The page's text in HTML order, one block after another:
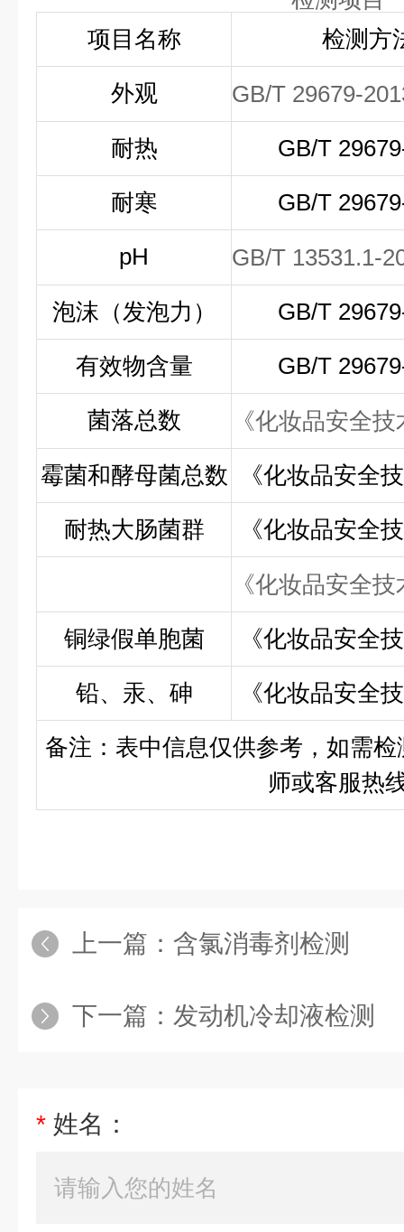
项目名称
检测方
外观
GB/T 29679-
耐热
GB/T
耐寒
GB/T
pH
GB/T 13531.1-
泡沫（发泡力）
GB/T
有效物含量
GB/T
菌落总数
《化妆品安全
霉菌和酵母菌总数
《化妆品安全
耐热大肠菌群
《化妆品安全
《化妆品安全
铜绿假单胞菌
《化妆品安全
铅、汞、砷
《化妆品安全
备注：表中信息仅供参考，如需
师或客服热
上一篇： 含氯消毒剂检测
下一篇： 发动机冷却液检测
* 姓名：